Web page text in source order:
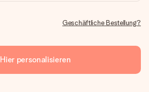
Geschäftliche Bestellung?
Hier personalisieren